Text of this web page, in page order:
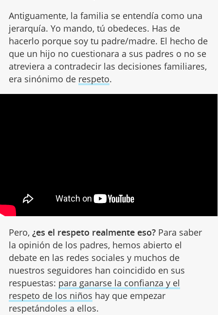
Antiguamente, la familia se entendía como una
jerarquía. Yo mando, tú obedeces. Has de
hacerlo porque soy tu padre/madre. El hecho de
que un hijo no cuestionara a sus padres o no se
atreviera a contradecir las decisiones familiares,
era sinónimo de respeto.
Pero, ¿es el respeto realmente eso? Para saber
la opinión de los padres, hemos abierto el
debate en las redes sociales y muchos de
nuestros seguidores han coincidido en sus
respuestas: para ganarse la confianza y el
respeto de los niños hay que empezar
respetándoles a ellos.